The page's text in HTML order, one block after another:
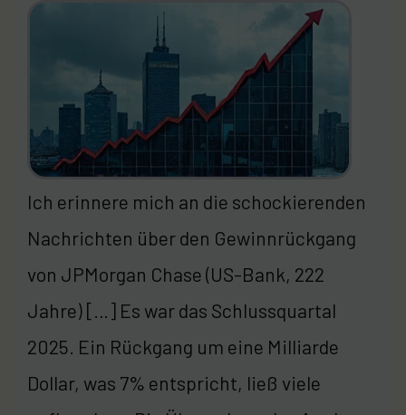
Ich erinnere mich an die schockierenden
Nachrichten über den Gewinnrückgang
von JPMorgan Chase (US-Bank, 222
Jahre) […] Es war das Schlussquartal
2025. Ein Rückgang um eine Milliarde
Dollar, was 7% entspricht, ließ viele